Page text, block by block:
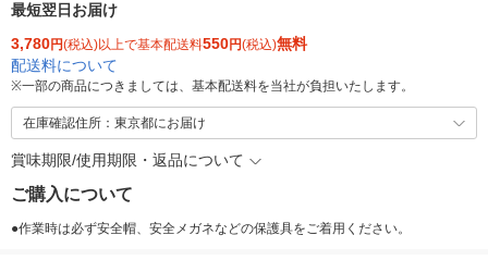
最短翌日お届け
3,780円(税込)以上で基本配送料550円(税込)無料
配送料について
※一部の商品につきましては、基本配送料を当社が負担いたします。
在庫確認住所：東京都にお届け
賞味期限/使用期限・返品について
ご購入について
●作業時は必ず安全帽、安全メガネなどの保護具をご着用ください。